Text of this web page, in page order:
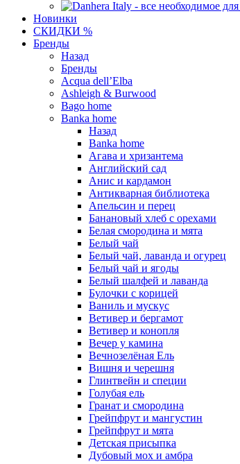
Новинки
СКИДКИ %
Бренды
Назад
Бренды
Acqua dell’Elba
Ashleigh & Burwood
Bago home
Banka home
Назад
Banka home
Агава и хризантема
Английский сад
Анис и кардамон
Антикварная библиотека
Апельсин и перец
Банановый хлеб с орехами
Белая смородина и мята
Белый чай
Белый чай, лаванда и огурец
Белый чай и ягоды
Белый шалфей и лаванда
Булочки с корицей
Ваниль и мускус
Ветивер и бергамот
Ветивер и конопля
Вечер у камина
Вечнозелёная Ель
Вишня и черешня
Глинтвейн и специи
Голубая ель
Гранат и смородина
Грейпфрут и мангустин
Грейпфрут и мята
Детская присыпка
Дубовый мох и амбра